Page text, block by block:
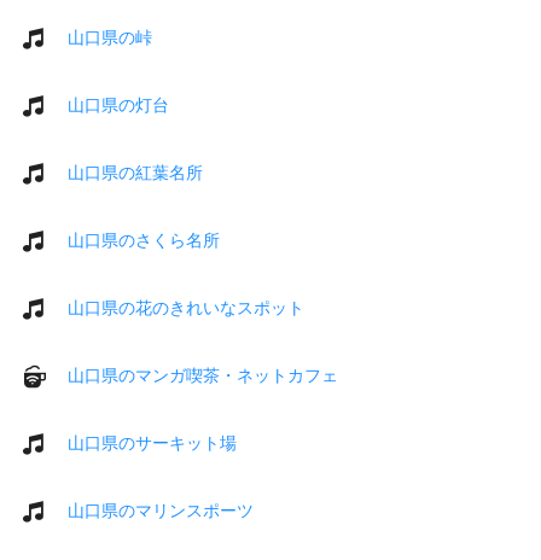
山口県の峠
山口県の灯台
山口県の紅葉名所
山口県のさくら名所
山口県の花のきれいなスポット
山口県のマンガ喫茶・ネットカフェ
山口県のサーキット場
山口県のマリンスポーツ